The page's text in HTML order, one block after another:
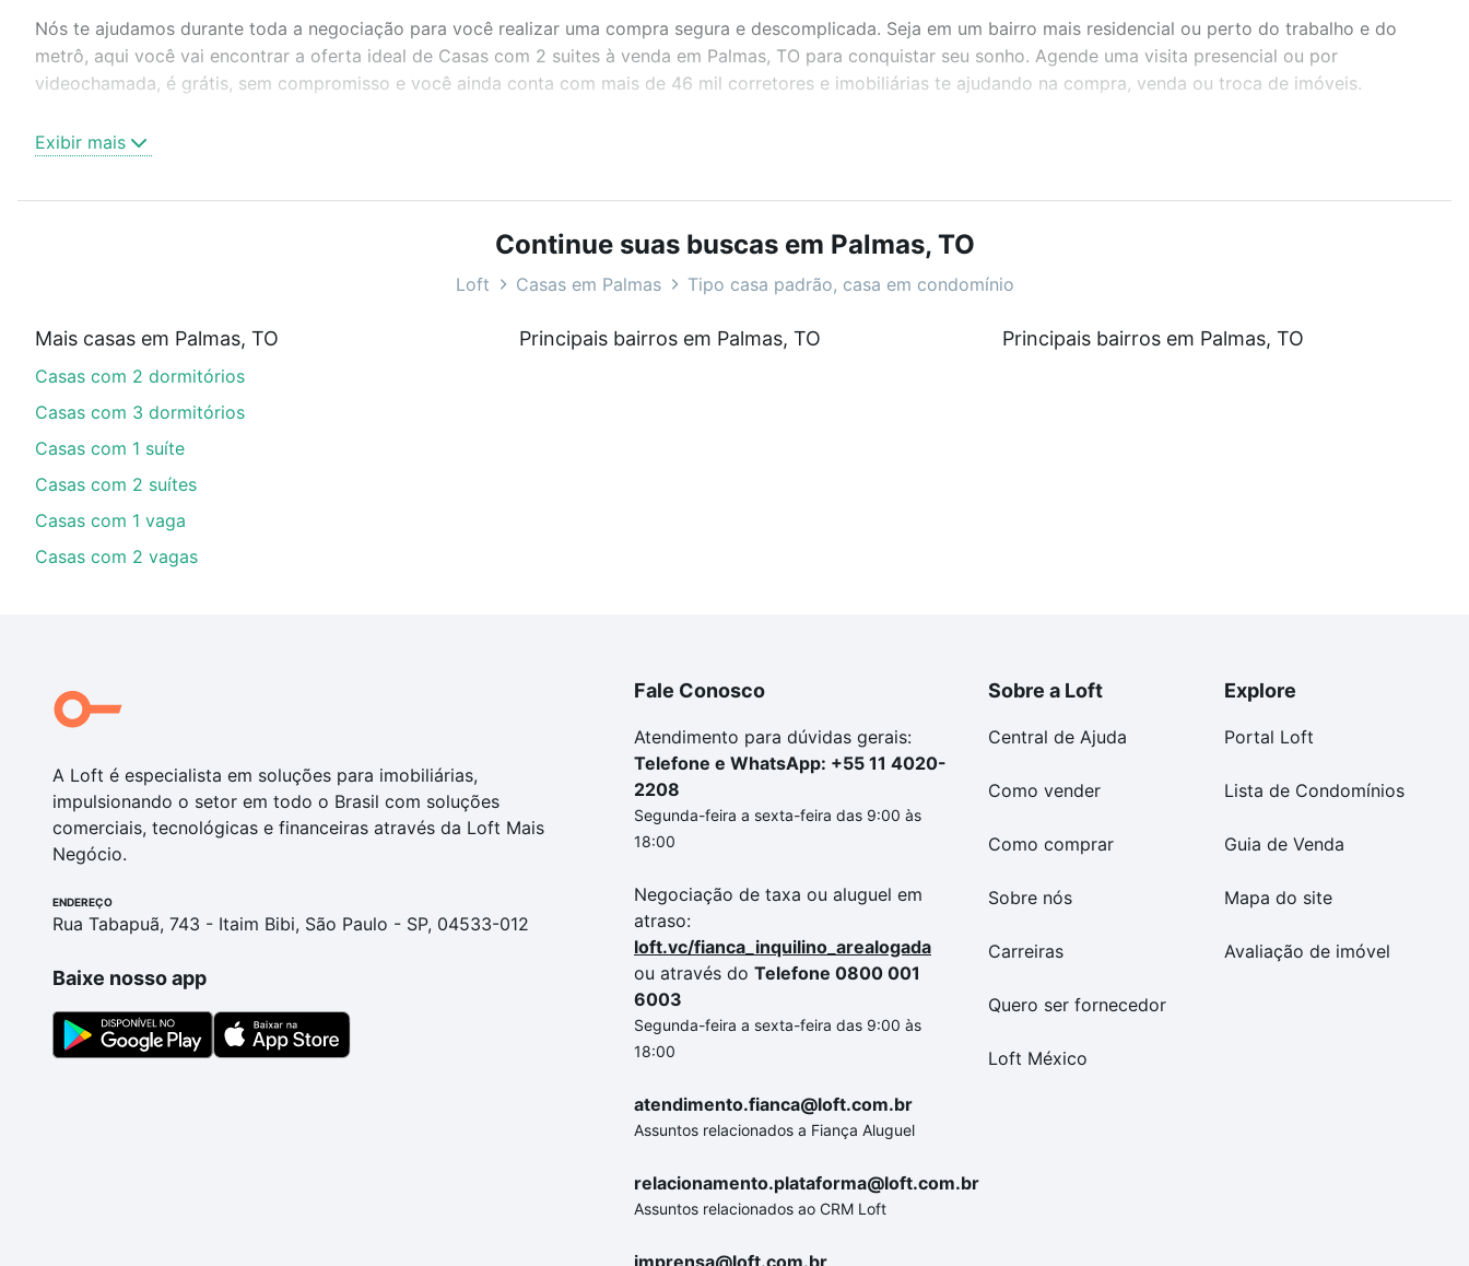
Nós te ajudamos durante toda a negociação para você realizar uma compra segura e descomplicada. Seja em um bairro mais residencial ou perto do trabalho e do
metrô, aqui você vai encontrar a oferta ideal de Casas com 2 suites à venda em Palmas, TO para conquistar seu sonho. Agende uma visita presencial ou por
videochamada, é grátis, sem compromisso e você ainda conta com mais de 46 mil corretores e imobiliárias te ajudando na compra, venda ou troca de imóveis.
ou sem vaga de garagem para combinar perfeitamente com o preço, metragem e comodidades, como piscina, academia, salão de festas ou área verde e encontrar
Casas com 2 suites à venda em Palmas, TO ideal para você na Loft.
Qual o preço de Casas com 2 suites à venda em Palmas, TO?
imobiliário as parcelas podem se adequar ao seu orçamento. Se ainda tem alguma dúvida dos custos envolvidos no processo de compra, veja em nosso portal
custa comprar um apartamento
Exibir mais
Continue suas buscas em Palmas, TO
Loft Casas em Palmas Tipo casa padrão, casa em condomínio
Mais casas em Palmas, TO
Casas com 2 dormitórios
Casas com 3 dormitórios
Casas com 1 suíte
Casas com 2 suítes
Casas com 1 vaga
Casas com 2 vagas
Principais bairros em Palmas, TO Principais bairros em Palmas, TO
A Loft é especialista em soluções para imobiliárias,
impulsionando o setor em todo o Brasil com soluções
comerciais, tecnológicas e financeiras através da Loft Mais
Negócio.
ENDEREÇO
Rua Tabapuã, 743 - Itaim Bibi, São Paulo - SP, 04533-012
Baixe nosso app
Fale Conosco
Atendimento para dúvidas gerais:
Telefone e WhatsApp: +55 11 4020-
2208
Segunda-feira a sexta-feira das 9:00 às
18:00
Negociação de taxa ou aluguel em
atraso:
loft.vc/fianca_inquilino_arealogada
ou através do Telefone 0800 001
6003
Segunda-feira a sexta-feira das 9:00 às
18:00
atendimento.fianca@loft.com.br
Assuntos relacionados a Fiança Aluguel
relacionamento.plataforma@loft.com.br
Assuntos relacionados ao CRM Loft
imprensa@loft.com.br
Sobre a Loft
Central de Ajuda
Como vender
Como comprar
Sobre nós
Carreiras
Quero ser fornecedor
Loft México
Explore
Portal Loft
Lista de Condomínios
Guia de Venda
Mapa do site
Avaliação de imóvel